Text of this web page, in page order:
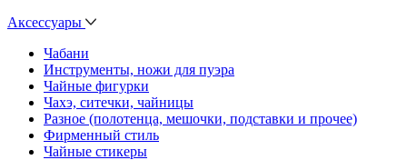
Аксессуары
Чабани
Инструменты, ножи для пуэра
Чайные фигурки
Чахэ, ситечки, чайницы
Разное (полотенца, мешочки, подставки и прочее)
Фирменный стиль
Чайные стикеры